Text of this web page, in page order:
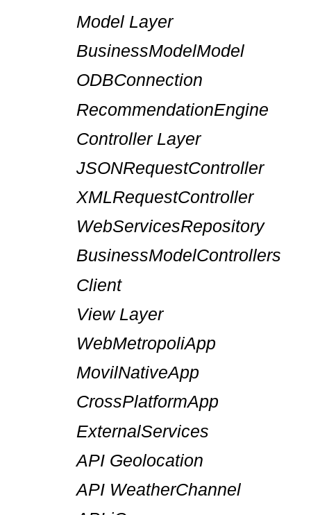
Model Layer
BusinessModelModel
ODBConnection
RecommendationEngine
Controller Layer
JSONRequestController
XMLRequestController
WebServicesRepository
BusinessModelControllers
Client
View Layer
WebMetropoliApp
MovilNativeApp
CrossPlatformApp
ExternalServices
API Geolocation
API WeatherChannel